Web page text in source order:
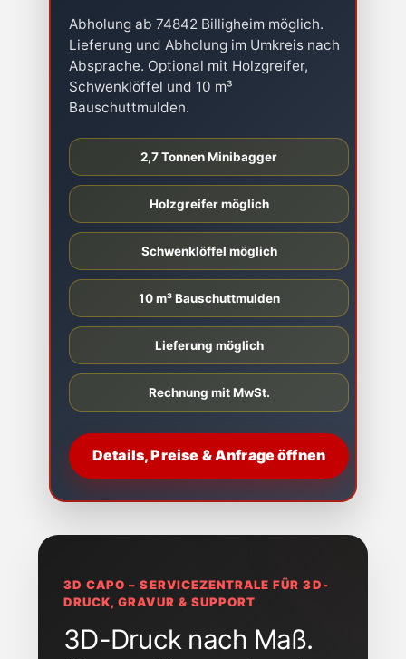
Abholung ab 74842 Billigheim möglich.
Lieferung und Abholung im Umkreis nach
Absprache. Optional mit Holzgreifer,
Schwenklöffel und 10 m³
Bauschuttmulden.
2,7 Tonnen Minibagger
Holzgreifer möglich
Schwenklöffel möglich
10 m³ Bauschuttmulden
Lieferung möglich
Rechnung mit MwSt.
Details, Preise & Anfrage öffnen
3D CAPO – SERVICEZENTRALE FÜR 3D-
DRUCK, GRAVUR & SUPPORT
3D-Druck nach Maß.